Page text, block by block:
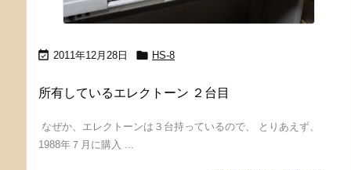
 2011年12月28日  HS-8
所有しているエレクトーン ２台目
なぜか、エレクトーンは３台持っているので、 とりあえず、
1988年７月に購入 ...